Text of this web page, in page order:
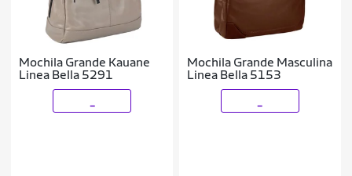
Mochila Grande Kauane
Linea Bella 5291
Mochila Grande Masculina
Linea Bella 5153